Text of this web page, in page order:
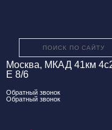
Москва, МКАД 41км
Е 8/6
Обратный звонок
Обратный звонок